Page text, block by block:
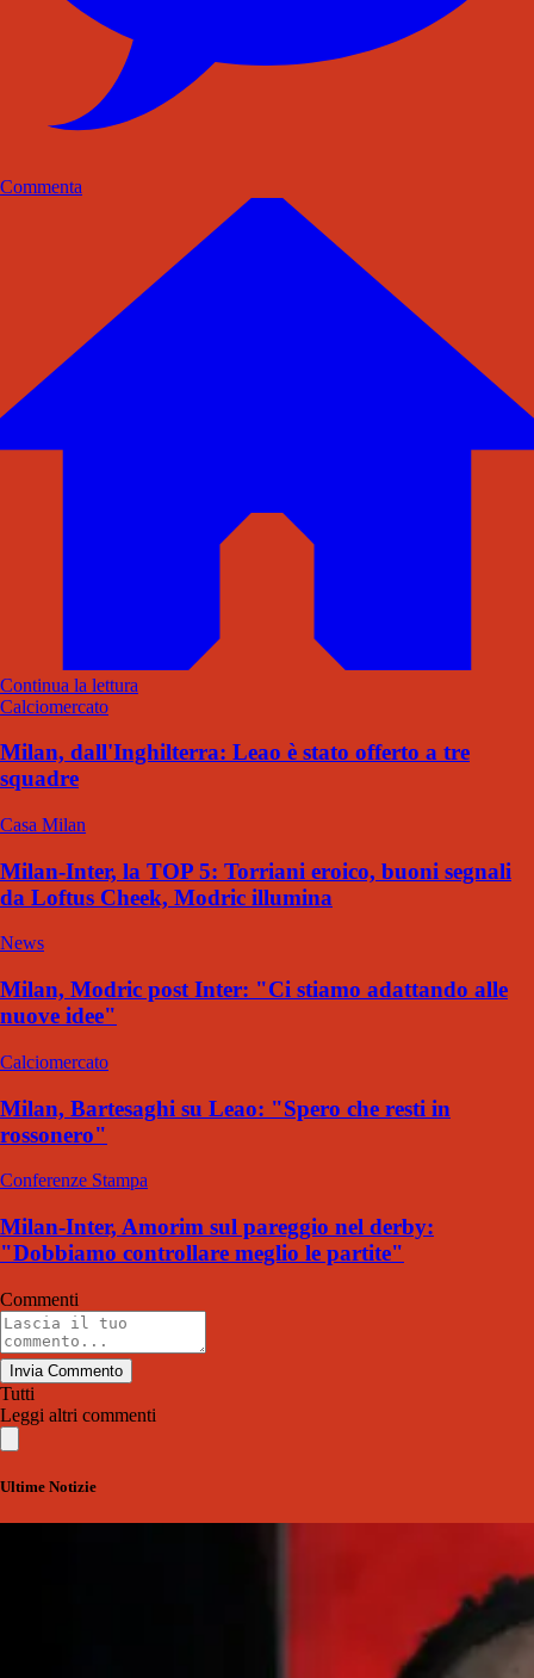
Commenta
Continua la lettura
Calciomercato
Milan, dall'Inghilterra: Leao è stato offerto a tre
squadre
Casa Milan
Milan-Inter, la TOP 5: Torriani eroico, buoni segnali
da Loftus Cheek, Modric illumina
News
Milan, Modric post Inter: "Ci stiamo adattando alle
nuove idee"
Calciomercato
Milan, Bartesaghi su Leao: "Spero che resti in
rossonero"
Conferenze Stampa
Milan-Inter, Amorim sul pareggio nel derby:
"Dobbiamo controllare meglio le partite"
Commenti
Invia Commento
Tutti
Leggi altri commenti
Ultime Notizie